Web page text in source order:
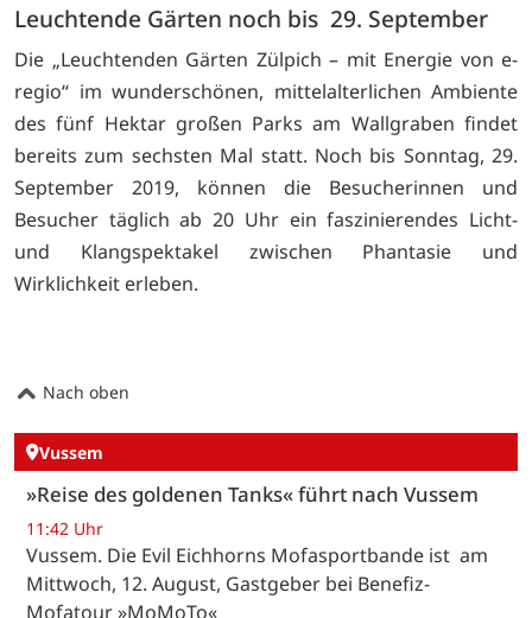
Leuchtende Gärten noch bis 29. September
Die „Leuchtenden Gärten Zülpich – mit Energie von e-
regio“ im wunderschönen, mittelalterlichen Ambiente
des fünf Hektar großen Parks am Wallgraben findet
bereits zum sechsten Mal statt. Noch bis Sonntag, 29.
September 2019, können die Besucherinnen und
Besucher täglich ab 20 Uhr ein faszinierendes Licht-
und Klangspektakel zwischen Phantasie und
Wirklichkeit erleben.
Nach oben
Vussem
»Reise des goldenen Tanks« führt nach Vussem
11:42 Uhr
Vussem. Die Evil Eichhorns Mofasportbande ist am
Mittwoch, 12. August, Gastgeber bei Benefiz-
Mofatour »MoMoTo«